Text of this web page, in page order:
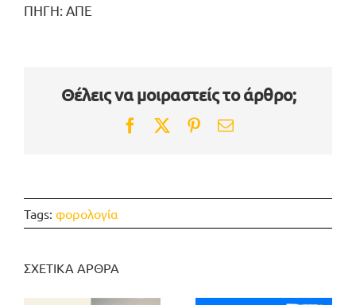
ΠΗΓΗ: ΑΠΕ
Θέλεις να μοιραστείς το άρθρο;
Facebook
TwitterPinterest
Email
Tags: φορολογία
ΣΧΕΤΙΚΑ ΑΡΘΡΑ